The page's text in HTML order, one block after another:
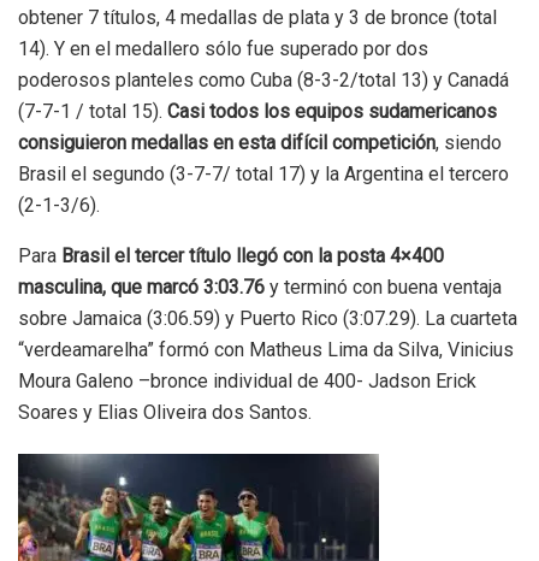
obtener 7 títulos, 4 medallas de plata y 3 de bronce (total
14). Y en el medallero sólo fue superado por dos
poderosos planteles como Cuba (8-3-2/total 13) y Canadá
(7-7-1 / total 15). Casi todos los equipos sudamericanos
consiguieron medallas en esta difícil competición, siendo
Brasil el segundo (3-7-7/ total 17) y la Argentina el tercero
(2-1-3/6).
Para Brasil el tercer título llegó con la posta 4×400
masculina, que marcó 3:03.76 y terminó con buena ventaja
sobre Jamaica (3:06.59) y Puerto Rico (3:07.29). La cuarteta
“verdeamarelha” formó con Matheus Lima da Silva, Vinicius
Moura Galeno –bronce individual de 400- Jadson Erick
Soares y Elias Oliveira dos Santos.